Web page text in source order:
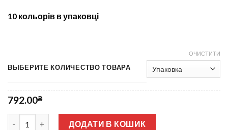
10 кольорів в упаковці
ВЫБЕРИТЕ КОЛИЧЕСТВО ТОВАРА
ОЧИСТИТИ
792.00₴
ц.Маки кольорові ЦЕ-62 кількість
ДОДАТИ В КОШИК